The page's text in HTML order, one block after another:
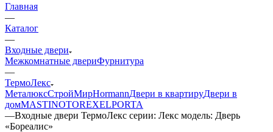
Главная
—
Каталог
—
Входные двери
Межкомнатные двериФурнитура
—
ТермоЛекс
МеталюксСтройМирHormannДвери в квартируДвери в
домMASTINOTOREXELPORTA
—Входные двери ТермоЛекс серии: Лекс модель: Дверь
«Бореалис»